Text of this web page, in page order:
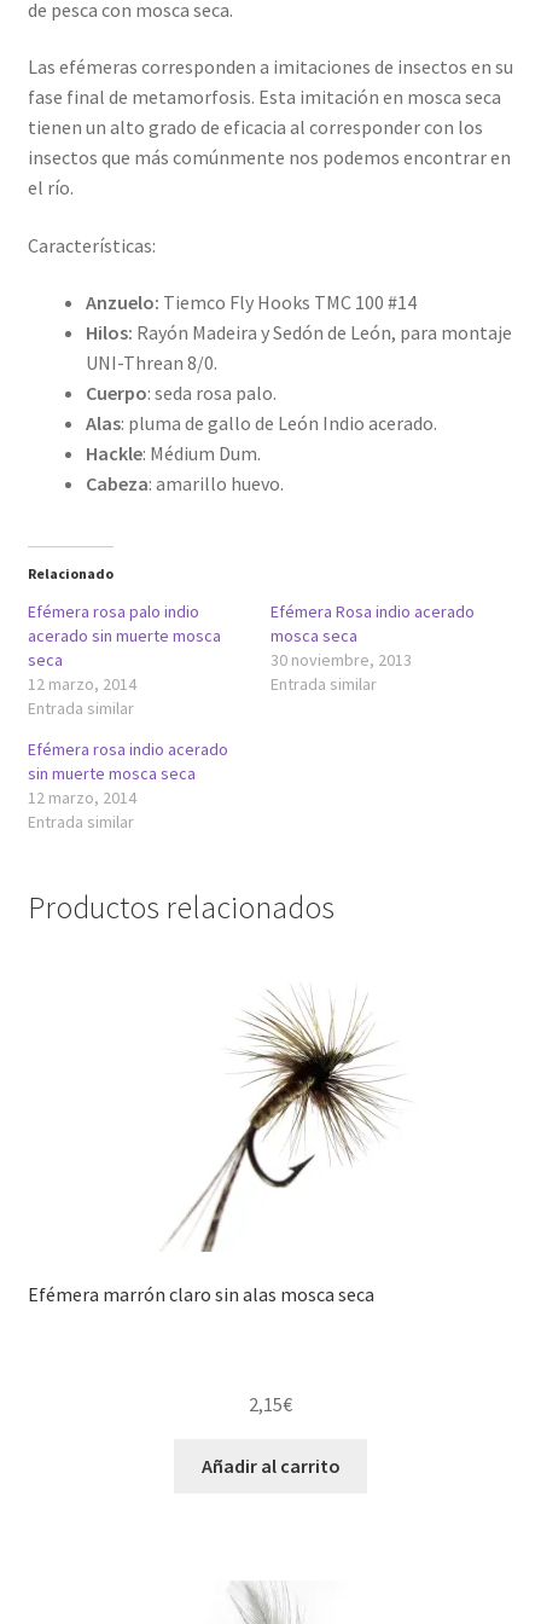
de pesca con mosca seca.
Las efémeras corresponden a imitaciones de insectos en su
fase final de metamorfosis. Esta imitación en mosca seca
tienen un alto grado de eficacia al corresponder con los
insectos que más comúnmente nos podemos encontrar en
el río.
Características:
Anzuelo: Tiemco Fly Hooks TMC 100 #14
Hilos: Rayón Madeira y Sedón de León, para montaje
UNI-Threan 8/0.
Cuerpo: seda rosa palo.
Alas: pluma de gallo de León Indio acerado.
Hackle: Médium Dum.
Cabeza: amarillo huevo.
Relacionado
Efémera rosa palo indio
acerado sin muerte mosca
seca
12 marzo, 2014
Entrada similar
Efémera Rosa indio acerado
mosca seca
30 noviembre, 2013
Entrada similar
Efémera rosa indio acerado
sin muerte mosca seca
12 marzo, 2014
Entrada similar
Productos relacionados
Efémera marrón claro sin alas mosca seca
2,15€
Añadir al carrito